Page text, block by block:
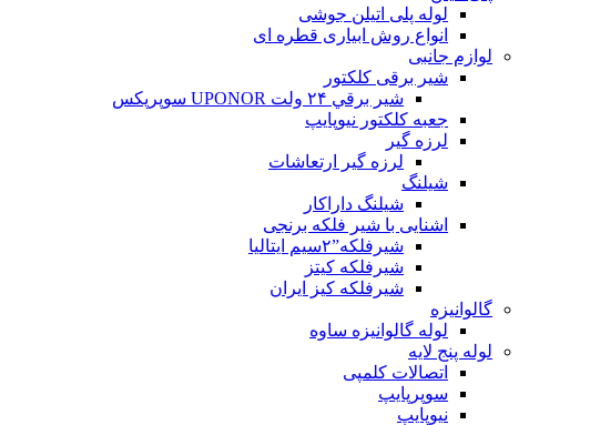
لوله پلی اتیلن جوشی
انواع روش ابیاری قطره ای
لوازم جانبی
شیر برقی کلکتور
شير برقي ۲۴ ولت UPONOR سوپرپکس
جعبه کلکتور نیوپایپ
لرزه گیر
لرزه گیر ارتعاشات
شیلنگ
شیلنگ داراکار
اشنایی با شیر فلکه برنجی
شیرفلکه”۲سیم ایتالیا
شیرفلکه کیتز
شیرفلکه کیز ایران
گالوانیزه
لوله گالوانیزه ساوه
لوله پنج لایه
اتصالات کلمپی
سوپرپایپ
نیوپایپ